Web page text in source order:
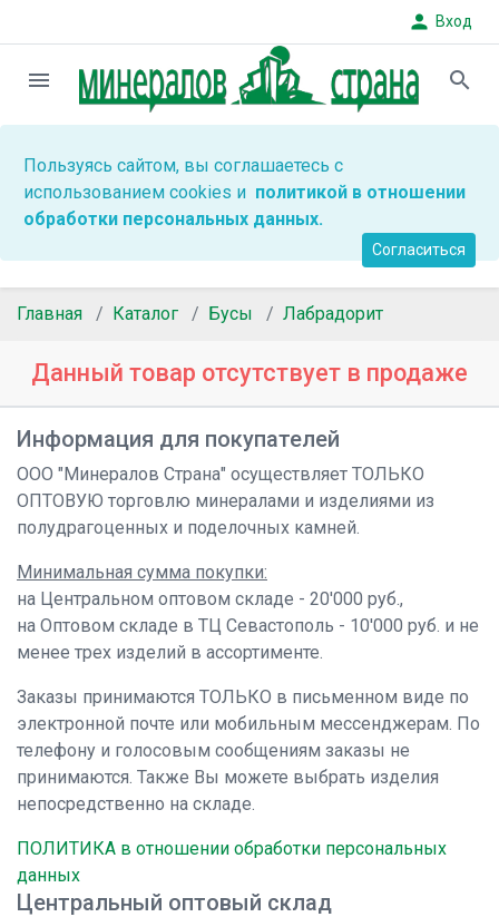
person Вход
menu search
Пользуясь сайтом, вы соглашаетесь с
использованием cookies и политикой в отношении
обработки персональных данных.
Согласиться
Главная Каталог Бусы Лабрадорит
Данный товар отсутствует в продаже
Информация для покупателей
ООО "Минералов Страна" осуществляет ТОЛЬКО
ОПТОВУЮ торговлю минералами и изделиями из
полудрагоценных и поделочных камней.
Минимальная сумма покупки:
на Центральном оптовом складе - 20'000 руб.,
на Оптовом складе в ТЦ Севастополь - 10'000 руб. и не
менее трех изделий в ассортименте.
Заказы принимаются ТОЛЬКО в письменном виде по
электронной почте или мобильным мессенджерам. По
телефону и голосовым сообщениям заказы не
принимаются. Также Вы можете выбрать изделия
непосредственно на складе.
ПОЛИТИКА в отношении обработки персональных
данных
Центральный оптовый склад